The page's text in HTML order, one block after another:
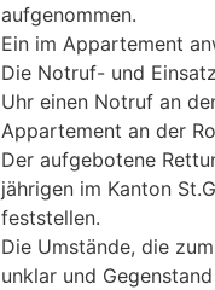
aufgenommen.
Ein im Appartement
Die Notruf- und
Uhr einen Notruf an
Appartement an der
Der aufgebotene
jährigen im Kanton
feststellen.
Die Umstände, die
unklar und